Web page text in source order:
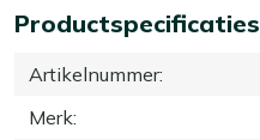
Productspecificaties
Artikelnummer:
Merk: